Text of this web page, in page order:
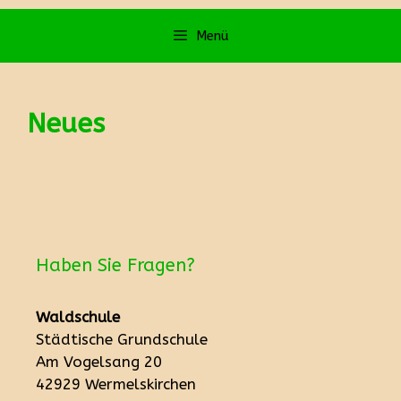
Menü
Neues
Haben Sie Fragen?
Waldschule
Städtische Grundschule
Am Vogelsang 20
42929 Wermelskirchen